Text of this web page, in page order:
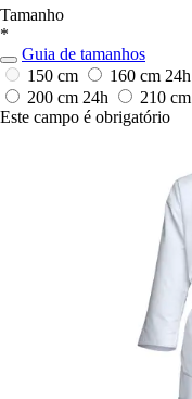
Tamanho
*
Guia de tamanhos
150 cm
160 cm 24h
200 cm 24h
210 cm
Este campo é obrigatório